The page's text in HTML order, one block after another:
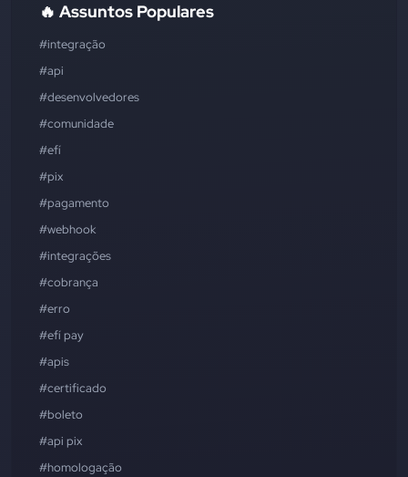
🔥 Assuntos Populares
#integração
#api
#desenvolvedores
#comunidade
#efí
#pix
#pagamento
#webhook
#integrações
#cobrança
#erro
#efí pay
#apis
#certificado
#boleto
#api pix
#homologação